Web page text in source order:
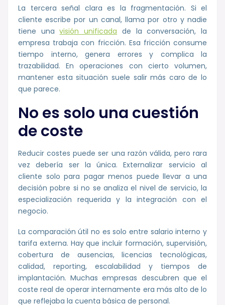
La tercera señal clara es la fragmentación. Si el
cliente escribe por un canal, llama por otro y nadie
tiene unavisión unificada de la conversación, la
empresa trabaja con fricción. Esa fricción consume
tiempo interno, genera errores y complica la
trazabilidad. En operaciones con cierto volumen,
mantener esta situación suele salir más caro de lo
que parece.
No es solo una cuestión
de coste
Reducir costes puede ser una razón válida, pero rara
vez debería ser la única. Externalizar servicio al
cliente solo para pagar menos puede llevar a una
decisión pobre si no se analiza el nivel de servicio, la
especialización requerida y la integración con el
negocio.
La comparación útil no es solo entre salario interno y
tarifa externa. Hay que incluir formación, supervisión,
cobertura de ausencias, licencias tecnológicas,
calidad, reporting, escalabilidad y tiempos de
implantación. Muchas empresas descubren que el
coste real de operar internamente era más alto de lo
que reflejaba la cuenta básica de personal.